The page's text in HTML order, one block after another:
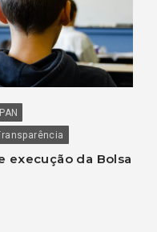
PAN
execução da Bolsa